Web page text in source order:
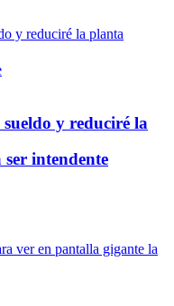
y reduciré la
intendente